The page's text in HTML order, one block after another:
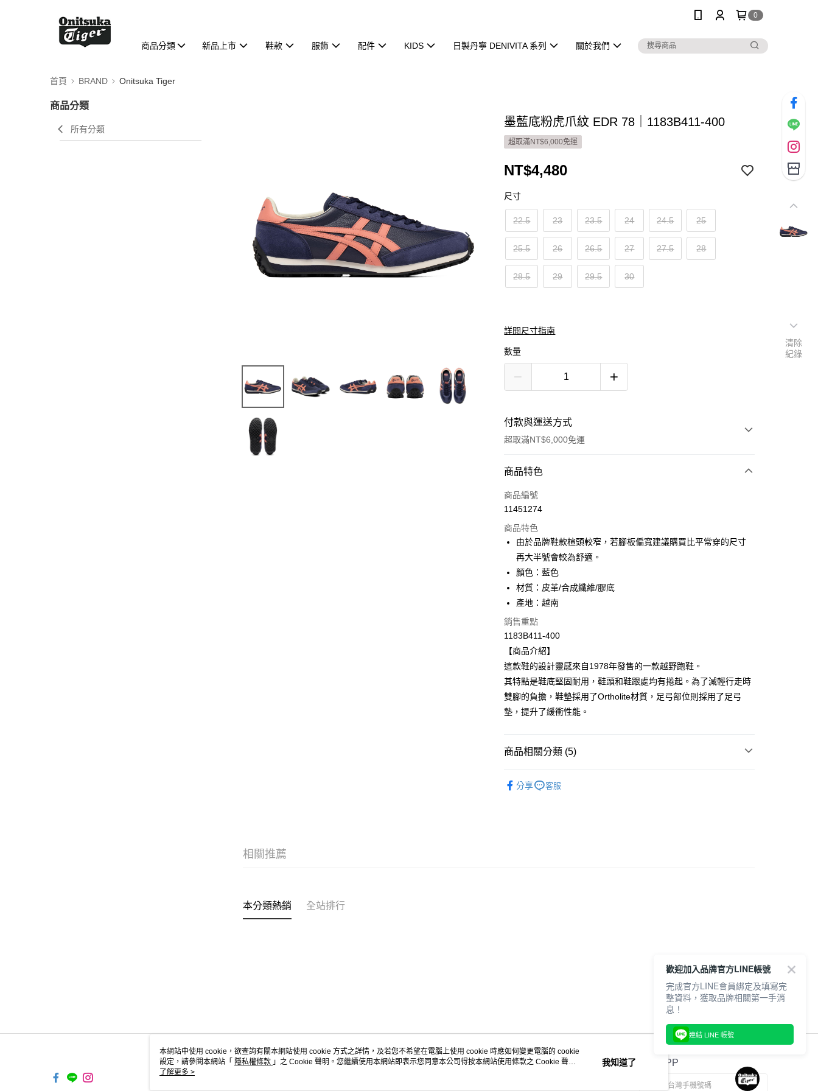
0
商品分類 新品上市 鞋款 服飾 配件 KIDS 日製丹寧 DENIVITA 系列 關於我們
首頁 BRAND Onitsuka Tiger
商品分類
所有分類
墨藍底粉虎爪紋 EDR 78｜1183B411-400
超取滿NT$6,000免運
NT$4,480
尺寸
22.5 23 23.5 24 24.5 25
25.5 26 26.5 27 27.5 28
28.5 29 29.5 30
詳閱尺寸指南
數量
付款與運送方式
超取滿NT$6,000免運
付款方式
信用卡一次付款
LINE Pay
Apple Pay
ATM付款
運送方式
全家取貨付款
每筆NT$80，滿NT$6,000(含以上)免運費
付款後全家取貨
每筆NT$80，滿NT$6,000(含以上)免運費
每筆NT$80，滿NT$6,000(含以上)免運費
商品特色
商品編號
11451274
商品特色
由於品牌鞋款楦頭較窄，若腳板偏寬建議購買比平常穿的尺寸
再大半號會較為舒適。
顏色：藍色
材質：皮革/合成纖維/膠底
產地：越南
銷售重點
1183B411-400
【商品介紹】
這款鞋的設計靈感來自1978年發售的一款越野跑鞋。
其特點是鞋底堅固耐用，鞋頭和鞋跟處均有捲起。為了減輕行走時
雙腳的負擔，鞋墊採用了Ortholite材質，足弓部位則採用了足弓
墊，提升了緩衝性能。
商品相關分類 (5)
分享 客服
相關推薦
本分類熱銷 全站排行
關於我們 客服資訊 官方APP
清除
紀錄
本網站中使用 cookie，欲查詢有關本網站使用 cookie 方式之詳情，及若您不希望在電腦上使用 cookie 時應如何變更電腦的 cookie
設定，請參閱本網站「 隱私權條款 」之 Cookie 聲明。您繼續使用本網站即表示您同意本公司得按本網站使用條款之 Cookie 聲明
使用 cookie。
了解更多 >
我知道了
歡迎加入品牌官方LINE帳號
完成官方LINE會員綁定及填寫完
整資料，獲取品牌相關第一手消
息！
連結 LINE 帳號